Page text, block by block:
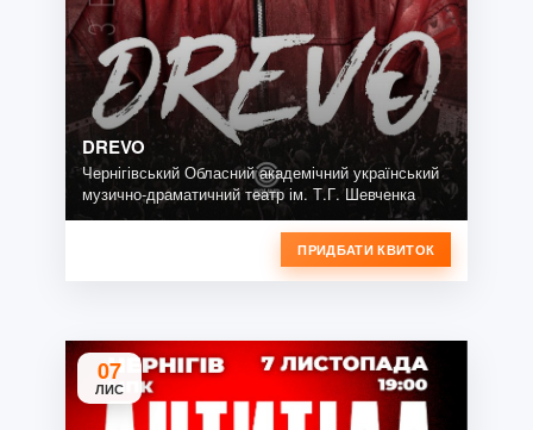
DREVO
Чернігівський Обласний академічний український
музично-драматичний театр ім. Т.Г. Шевченка
ПРИДБАТИ КВИТОК
07
ЛИС